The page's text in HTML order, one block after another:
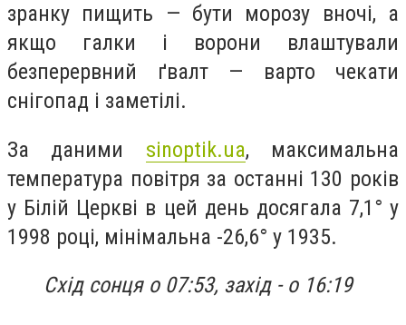
зранку пищить — бути морозу вночі, а
якщо галки і ворони влаштували
безперервний ґвалт — варто чекати
снігопад і заметілі.
За даними sinoptik.ua, максимальна
температура повітря за останні 130 років
у Білій Церкві в цей день досягала 7,1° у
1998 році, мінімальна -26,6° у 1935.
Схід сонця о 07:53, захід - о 16:19